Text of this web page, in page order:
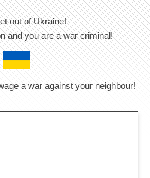
out of Ukraine!
and you are a war criminal!
a war against your neighbour!